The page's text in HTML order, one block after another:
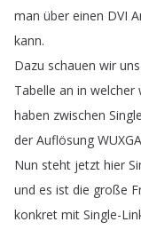
man über einen DVI
kann.
Dazu schauen wir uns
Tabelle an in welcher
haben zwischen
der Auflösung WUXGA
Nun steht jetzt hier
und es ist die große
konkret mit Single-